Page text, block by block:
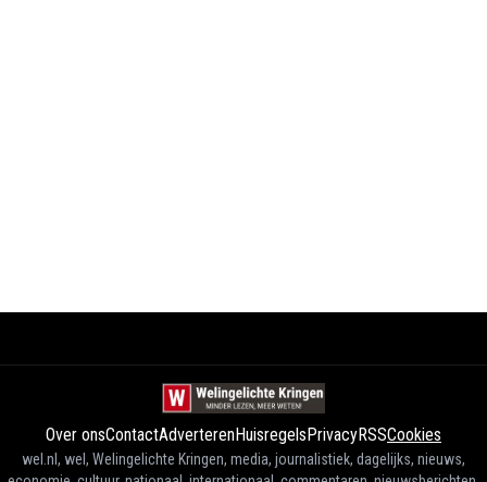
Over onsContactAdverterenHuisregelsPrivacyRSSCookies
wel.nl, wel, Welingelichte Kringen, media, journalistiek, dagelijks, nieuws,